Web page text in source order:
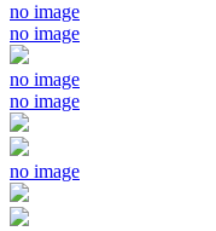
no image
no image
no image
no image
no image